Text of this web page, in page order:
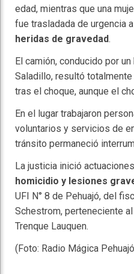
edad, mientras que una
fue trasladada de urgencia
heridas de gravedad.
El camión, conducido por
Saladillo, resultó
tras el choque, aunque el
En el lugar trabajaron
voluntarios y servicios de
tránsito permaneció
La justicia inició
homicidio y lesiones
UFI N° 8 de Pehuajó, del
Schestrom, perteneciente
Trenque Lauquen.
(Foto: Radio Mágica